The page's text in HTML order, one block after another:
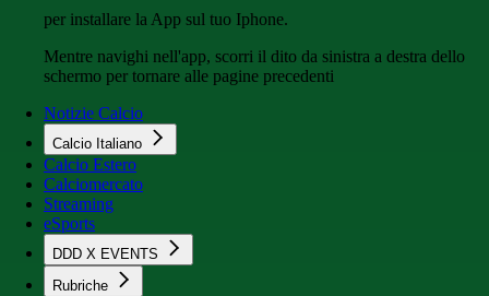
per installare la App sul tuo Iphone.
Mentre navighi nell'app, scorri il dito da sinistra a destra dello
schermo per tornare alle pagine precedenti
Notizie Calcio
Calcio Italiano
Calcio Estero
Calciomercato
Streaming
eSports
DDD X EVENTS
Rubriche